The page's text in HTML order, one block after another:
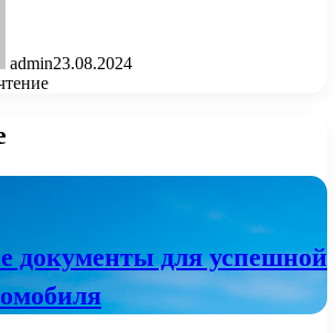
admin23.08.2024
документы для успешной